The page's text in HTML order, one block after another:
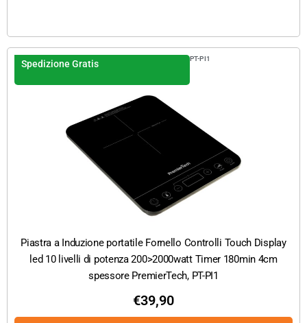
Spedizione Gratis PT-PI1
Piastra a Induzione portatile Fornello Controlli Touch Display
led 10 livelli di potenza 200>2000watt Timer 180min 4cm
spessore PremierTech, PT-PI1
€39,90